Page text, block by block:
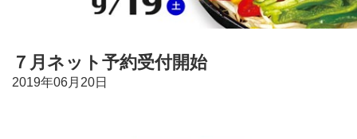
７月ネット予約受付開始
2019年06月20日